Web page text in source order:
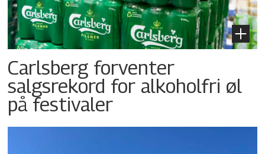
Carlsberg forventer
salgsrekord for alkoholfri øl
på festivaler